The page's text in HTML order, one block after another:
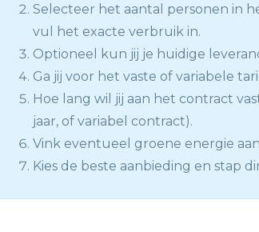
Selecteer het aantal personen in
vul het exacte verbruik in.
Optioneel kun jij je huidige
Ga jij voor het vaste of variabele
Hoe lang wil jij aan het contract
jaar, of variabel contract).
Vink eventueel groene energie
Kies de beste aanbieding en stap